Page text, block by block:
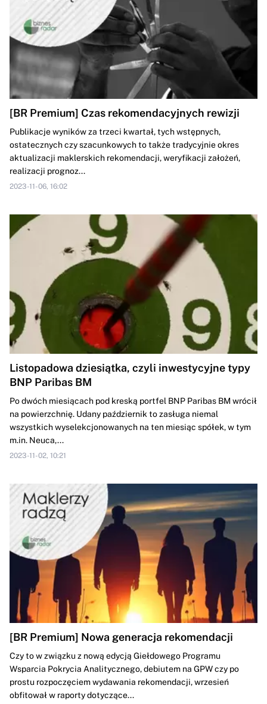
[BR Premium] Czas rekomendacyjnych rewizji
Publikacje wyników za trzeci kwartał, tych wstępnych,
ostatecznych czy szacunkowych to także tradycyjnie okres
aktualizacji maklerskich rekomendacji, weryfikacji założeń,
realizacji prognoz...
2023-11-06, 16:02
Listopadowa dziesiątka, czyli inwestycyjne typy
BNP Paribas BM
Po dwóch miesiącach pod kreską portfel BNP Paribas BM wrócił
na powierzchnię. Udany październik to zasługa niemal
wszystkich wyselekcjonowanych na ten miesiąc spółek, w tym
m.in. Neuca,...
2023-11-02, 10:21
[BR Premium] Nowa generacja rekomendacji
Czy to w związku z nową edycją Giełdowego Programu
Wsparcia Pokrycia Analitycznego, debiutem na GPW czy po
prostu rozpoczęciem wydawania rekomendacji, wrzesień
obfitował w raporty dotyczące...